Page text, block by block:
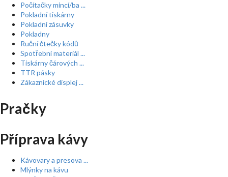
Počítačky mincí/ba ...
Pokladní tiskárny
Pokladní zásuvky
Pokladny
Ruční čtečky kódů
Spotřební materiál ...
Tiskárny čárových ...
TTR pásky
Zákaznické displej ...
Pračky
Příprava kávy
Kávovary a presova ...
Mlýnky na kávu